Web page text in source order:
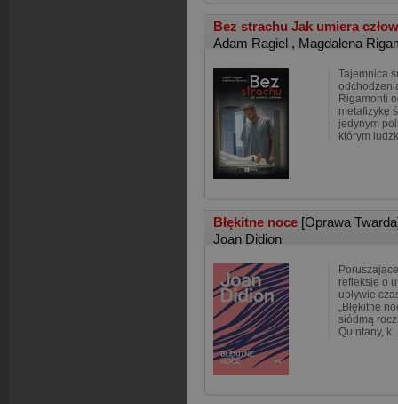
Bez strachu Jak umiera
Adam Ragiel , Magdalena
Tajemnica
Rigamonti
metafizykę
jedynym
którym
Błękitne noce [Oprawa
Joan Didion
refleksje o
upływie
„Błękitne
siódmą
Quintany, k